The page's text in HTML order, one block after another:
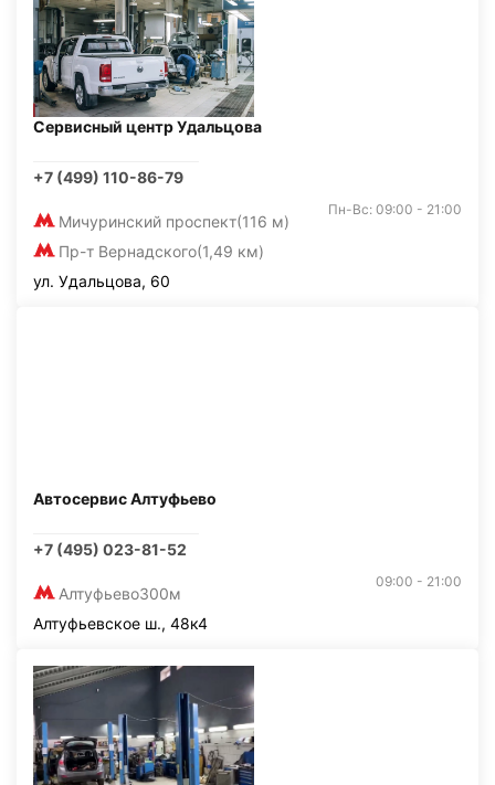
Сервисный центр Удальцова
+7 (499) 110-86-79
Мичуринский проспект(116 м)
Пр-т Вернадского(1,49 км)
Пн-Вс: 09:00 - 21:00
ул. Удальцова, 60
Автосервис Алтуфьево
+7 (495) 023-81-52
Алтуфьево300м
09:00 - 21:00
Алтуфьевское ш., 48к4